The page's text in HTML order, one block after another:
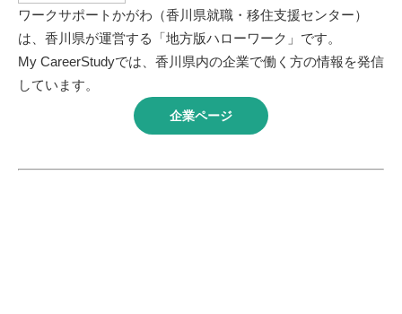
ワークサポートかがわ（香川県就職・移住支援センター）
は、香川県が運営する「地方版ハローワーク」です。
My CareerStudyでは、香川県内の企業で働く方の情報を発信
しています。
企業ページ